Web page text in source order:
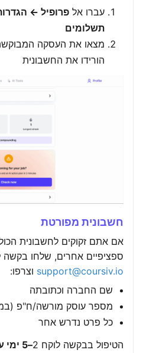
עברו אל פרופיל ←
תשלומים
מצאו את העסקה
הורידו את החשבונית
חשבונית מפורטת
אם אתם זקוקים לחשבונית
ספציפיים אחרים, שלחו בקשה
support@coursiv.io וצרפו:
שם החברה וכתובתה
מספר עוסק מורשה/ח"פ
כל פרט נדרש אחר
הטיפול בבקשה לוקח 2
–5 ימי עסקים